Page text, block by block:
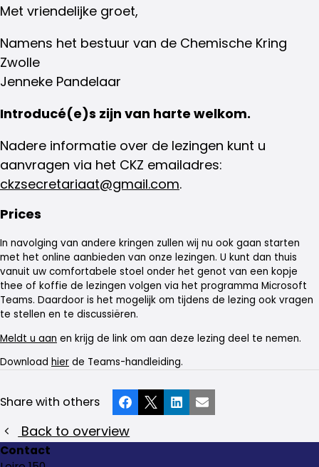
Met vriendelijke groet,
Namens het bestuur van de Chemische Kring
Zwolle
Jenneke Pandelaar
Introducé(e)s zijn van harte welkom.
Nadere informatie over de lezingen kunt u
aanvragen via het CKZ emailadres:
ckzsecretariaat@gmail.com.
Prices
In navolging van andere kringen zullen wij nu ook gaan starten
met het online aanbieden van onze lezingen. U kunt dan thuis
vanuit uw comfortabele stoel onder het genot van een kopje
thee of koffie de lezingen volgen via het programma Microsoft
Teams. Daardoor is het mogelijk om tijdens de lezing ook vragen
te stellen en te discussiëren.
Meldt u aan en krijg de link om aan deze lezing deel te nemen.
Download hier de Teams-handleiding.
Share with others Facebook
X LinkedInEmail
Back to overview
Contact